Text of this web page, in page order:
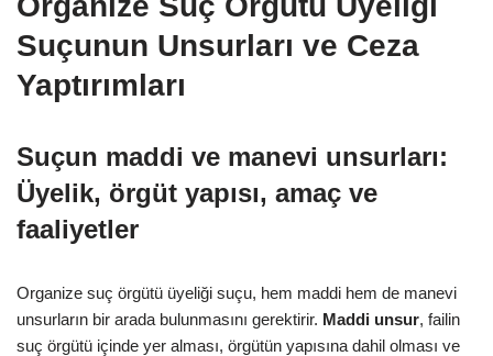
Suçunun Unsurları ve Ceza
Yaptırımları
Suçun maddi ve manevi unsurları:
Üyelik, örgüt yapısı, amaç ve
faaliyetler
Organize suç örgütü üyeliği suçu, hem maddi hem de manevi
unsurların bir arada bulunmasını gerektirir. Maddi unsur, failin
suç örgütü içinde yer alması, örgütün yapısına dahil olması ve